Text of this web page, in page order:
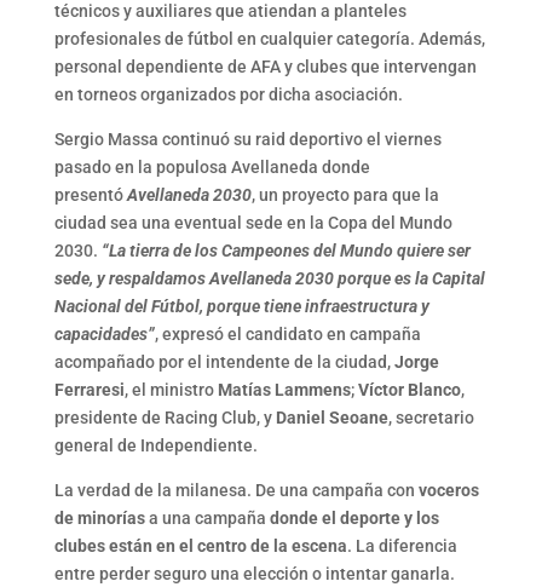
técnicos y auxiliares que atiendan a planteles
profesionales de fútbol en cualquier categoría. Además,
personal dependiente de AFA y clubes que intervengan
en torneos organizados por dicha asociación.
Sergio Massa continuó su raid deportivo el viernes
pasado en la populosa Avellaneda donde
presentóAvellaneda 2030, un proyecto para que la
ciudad sea una eventual sede en la Copa del Mundo
2030. “La tierra de los Campeones del Mundo quiere ser
sede, y respaldamos Avellaneda 2030 porque es la Capital
Nacional del Fútbol, porque tiene infraestructura y
capacidades”, expresó el candidato en campaña
acompañado por el intendente de la ciudad,Jorge
Ferraresi, el ministro Matías Lammens;Víctor Blanco,
presidente de Racing Club, y Daniel Seoane, secretario
general de Independiente.
La verdad de la milanesa. De una campaña con voceros
de minoríasa una campaña donde el deporte y los
clubes están en el centro de la escena. La diferencia
entre perder seguro una elección o intentar ganarla.